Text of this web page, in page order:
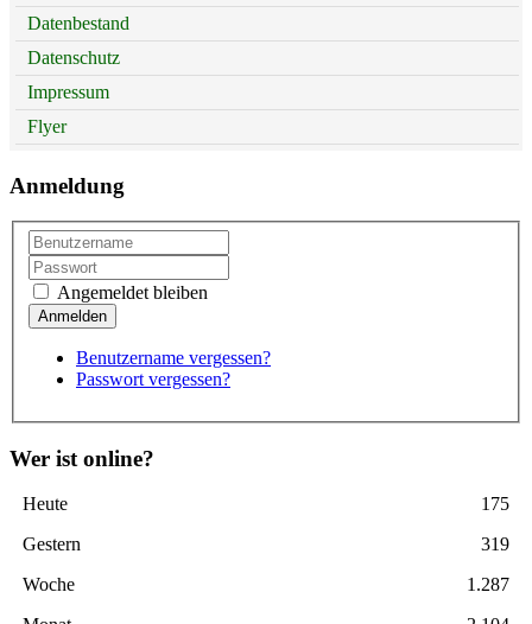
Datenbestand
Datenschutz
Impressum
Flyer
Anmeldung
Angemeldet bleiben
Benutzername vergessen?
Passwort vergessen?
Wer ist online?
Heute
175
Gestern
319
Woche
1.287